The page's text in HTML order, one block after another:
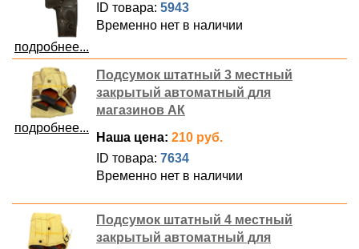
подробнее...
ID товара: 5943
Временно нет в наличии
подробнее...
Подсумок штатный 3 местный
закрытый автоматный для
магазинов АК
Наша цена: 210 руб.
ID товара: 7634
Временно нет в наличии
Подсумок штатный 4 местный
закрытый автоматный для